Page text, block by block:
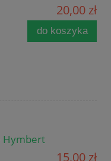
20,00 zł
do koszyka
Hymbert
15,00 zł